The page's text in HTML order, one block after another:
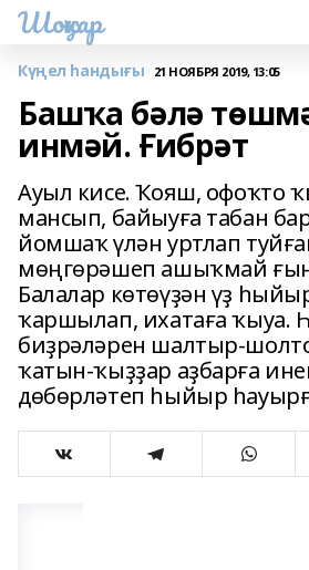
Шоңҡар
Күңел һандығы 21 НОЯБРЯ 2019, 13:05
Башҡа бәлә
инмәй. Ғибрәт
Ауыл кисе. Ҡояш, офоҡто
мансып, байыуға табан
йомшаҡ үлән уртлап
мөңгөрәшеп ашыҡмай
Балалар көтөүҙән үҙ
ҡаршылап, ихатаға ҡыуа.
биҙрәләрен шалтыр-
ҡатын-ҡыҙҙар аҙбарға
дөбөрләтеп һыйыр